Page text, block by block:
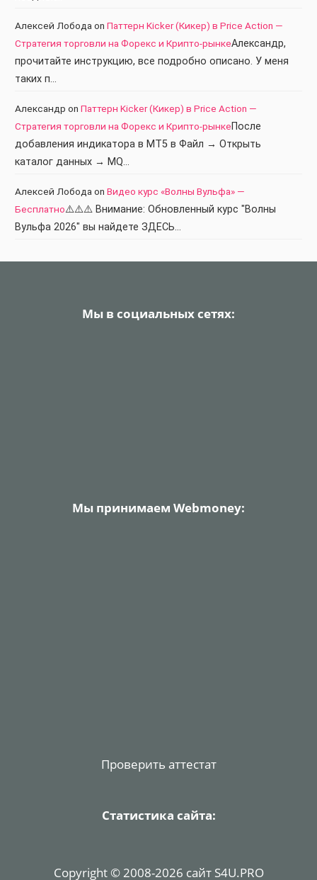
Алексей Лобода on Паттерн Kicker (Кикер) в Price Action —
Стратегия торговли на Форекс и Крипто-рынкеАлександр,
прочитайте инструкцию, все подробно описано. У меня
таких п…
Александр on Паттерн Kicker (Кикер) в Price Action —
Стратегия торговли на Форекс и Крипто-рынкеПосле
добавления индикатора в МТ5 в Файл → Открыть
каталог данных → MQ…
Алексей Лобода on Видео курс «Волны Вульфа» —
Бесплатно⚠️⚠️⚠️ Внимание: Обновленный курс "Волны
Вульфа 2026" вы найдете ЗДЕСЬ…
Мы в социальных сетях:
Мы принимаем Webmoney:
Проверить аттестат
Статистика сайта:
Copyright © 2008-2026 сайт S4U.PRO